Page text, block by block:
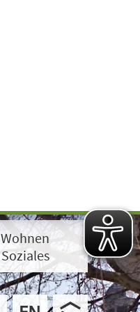
Wohnen
Soziales